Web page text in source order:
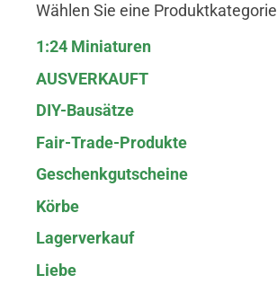
Wählen Sie eine Produktkategorie
1:24 Miniaturen
AUSVERKAUFT
DIY-Bausätze
Fair-Trade-Produkte
Geschenkgutscheine
Körbe
Lagerverkauf
Liebe